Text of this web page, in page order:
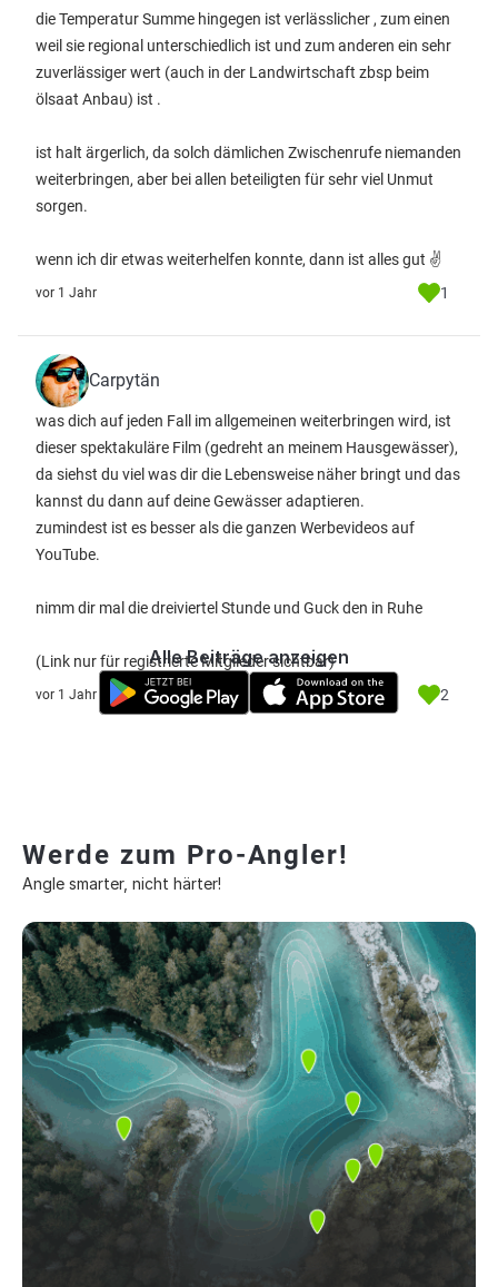
die Temperatur Summe hingegen ist verlässlicher , zum einen
weil sie regional unterschiedlich ist und zum anderen ein sehr
zuverlässiger wert (auch in der Landwirtschaft zbsp beim
ölsaat Anbau) ist .
ist halt ärgerlich, da solch dämlichen Zwischenrufe niemanden
weiterbringen, aber bei allen beteiligten für sehr viel Unmut
sorgen.
wenn ich dir etwas weiterhelfen konnte, dann ist alles gut ✌️
vor 1 Jahr 1
Carpytän
was dich auf jeden Fall im allgemeinen weiterbringen wird, ist
dieser spektakuläre Film (gedreht an meinem Hausgewässer),
da siehst du viel was dir die Lebensweise näher bringt und das
kannst du dann auf deine Gewässer adaptieren.
zumindest ist es besser als die ganzen Werbevideos auf
YouTube.
nimm dir mal die dreiviertel Stunde und Guck den in Ruhe
(Link nur für registrierte Mitglieder sichtbar)
vor 1 Jahr 2
Alle Beiträge anzeigen
Werde zum Pro-Angler!
Angle smarter, nicht härter!